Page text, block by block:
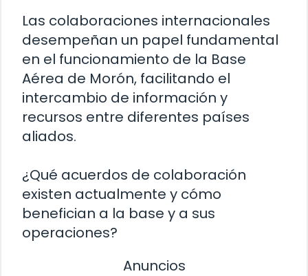
Las colaboraciones internacionales
desempeñan un papel fundamental
en el funcionamiento de la Base
Aérea de Morón, facilitando el
intercambio de información y
recursos entre diferentes países
aliados.
¿Qué acuerdos de colaboración
existen actualmente y cómo
benefician a la base y a sus
operaciones?
Anuncios